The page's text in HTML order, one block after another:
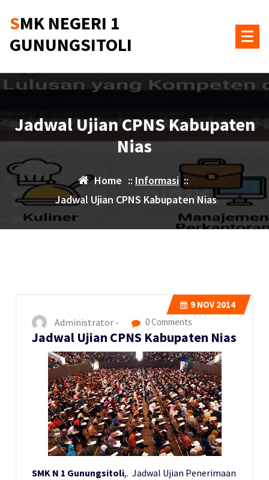
SMK NEGERI 1
GUNUNGSITOLI
Jadwal Ujian CPNS Kabupaten
Nias
Home :: Informasi::
Jadwal Ujian CPNS Kabupaten Nias
9 NOV 2014
Administrator - 0 Comments
Jadwal Ujian CPNS Kabupaten Nias
SMK N 1 Gunungsitoli,. Jadwal Ujian Penerimaan